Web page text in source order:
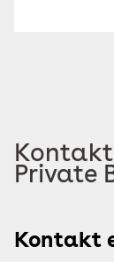
Private
Kontakt